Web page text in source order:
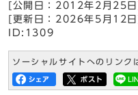
[公開日：2012年2月25日]
[更新日：2026年5月12日]
ID:1309
ソーシャルサイトへのリンク